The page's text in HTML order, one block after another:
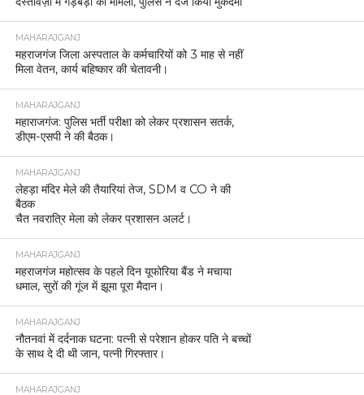
MAHARAJGANJ
महराजगंज जिला अस्पताल के कर्मचारियों को 3 माह से नहीं
मिला वेतन, कार्य बहिष्कार की चेतावनी।
MAHARAJGANJ
महाराजगंज: पुलिस भर्ती परीक्षा को लेकर प्रशासन सतर्क,
डीएम-एसपी ने की बैठक।
MAHARAJGANJ
लेहड़ा मंदिर मेले की तैयारियां तेज, SDM व CO ने की
बैठक
चैत नवरात्रि मेला को लेकर प्रशासन अलर्ट।
MAHARAJGANJ
महराजगंज महोत्सव के पहले दिन यूफोरिया बैंड ने मचाया
धमाल, सुरों की गूंज में झूमा पूरा मैदान।
MAHARAJGANJ
नौतनवां में दर्दनाक घटना: पत्नी से परेशान होकर पति ने बच्चों
के साथ दे दी थी जान, पत्नी गिरफ्तार।
MAHARAJGANJ